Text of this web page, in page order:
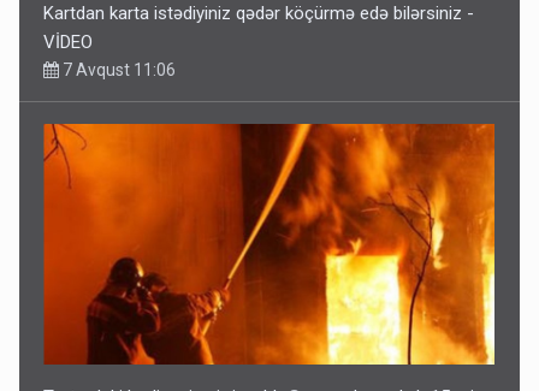
Kartdan karta istədiyiniz qədər köçürmə edə bilərsiniz -
VİDEO
7 Avqust 11:06